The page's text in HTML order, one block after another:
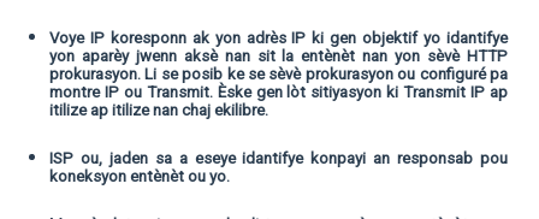
Voye IP koresponn ak yon adrès IP ki gen objektif yo idantifye
yon aparèy jwenn aksè nan sit la entènèt nan yon sèvè HTTP
prokurasyon. Li se posib ke se sèvè prokurasyon ou configuré pa
montre IP ou Transmit. Èske gen lòt sitiyasyon ki Transmit IP ap
itilize ap itilize nan chaj ekilibre.
ISP ou, jaden sa a eseye idantifye konpayi an responsab pou
koneksyon entènèt ou yo.